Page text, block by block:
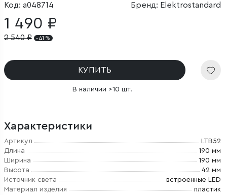
Код: a048714 Бренд: Elektrostandard
1 490 ₽
2 540₽ - 41 %
КУПИТЬ
В наличии >10 шт.
Характеристики
Артикул
LTB52
Длина
190 мм
Ширина
190 мм
Высота
42 мм
Источник света
встроенные LED
Материал изделия
пластик